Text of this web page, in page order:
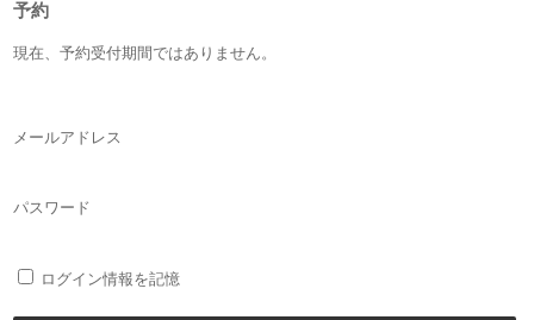
予約
現在、予約受付期間ではありません。
メールアドレス
パスワード
ログイン情報を記憶